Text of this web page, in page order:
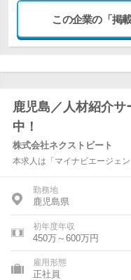
この企業の「掲
鹿児島／人材紹介
中！
株式会社ネクストビート
本求人は「マイナビエージェ
勤務地
鹿児島県
初年度年収
450万～600万円
雇用形態
正社員